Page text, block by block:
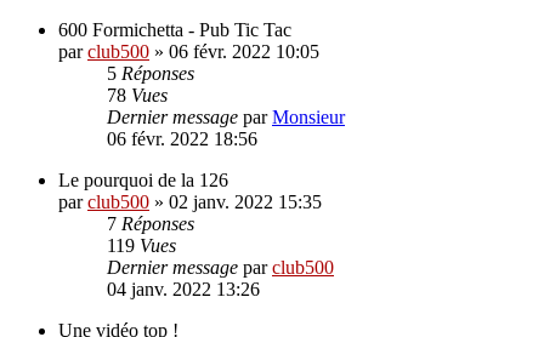
600 Formichetta - Pub Tic Tac
parclub500 » 06 févr. 2022 10:05
5 Réponses
78 Vues
Dernier message parMonsieur
06 févr. 2022 18:56
Le pourquoi de la 126
parclub500 » 02 janv. 2022 15:35
7 Réponses
119 Vues
Dernier message parclub500
04 janv. 2022 13:26
Une vidéo top !